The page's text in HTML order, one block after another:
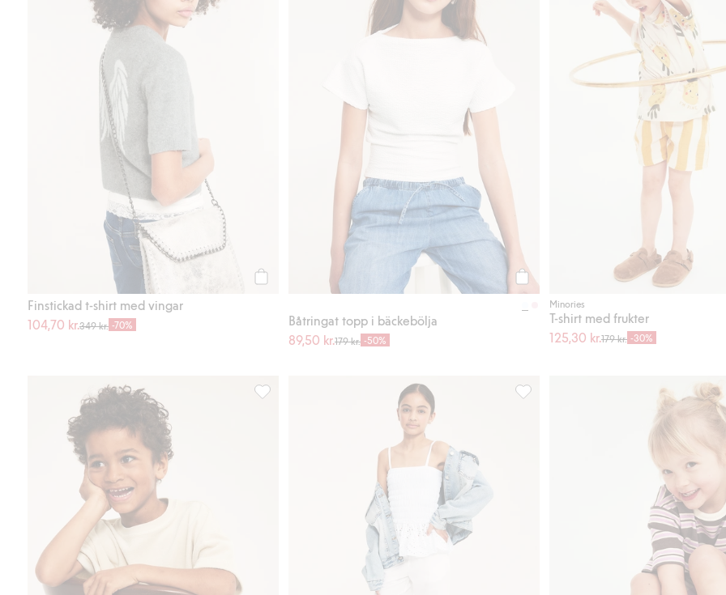
Finstickad t-shirt med vingar
104,70 kr.349 kr. -70%
Köp
Båtringat topp i bäckebölja
89,50 kr.179 kr. -50%
Minories
T-shirt med frukter
125,30 kr.179 kr. -30%
Kortärmad t-shirt i frotté, Lägg till i favoriter Topp med smock och volang, Lägg till